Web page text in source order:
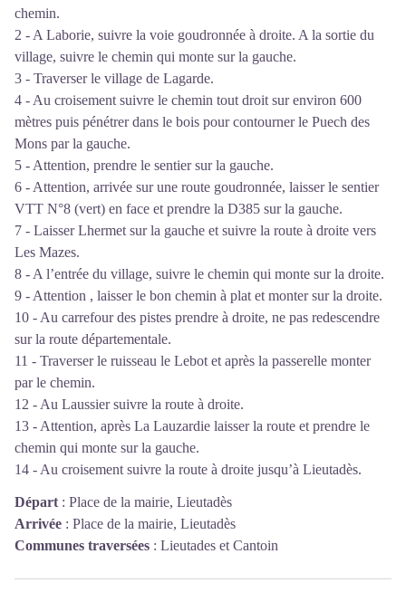
chemin.
2 - A Laborie, suivre la voie goudronnée à droite. A la sortie du
village, suivre le chemin qui monte sur la gauche.
3 - Traverser le village de Lagarde.
4 - Au croisement suivre le chemin tout droit sur environ 600
mètres puis pénétrer dans le bois pour contourner le Puech des
Mons par la gauche.
5 - Attention, prendre le sentier sur la gauche.
6 - Attention, arrivée sur une route goudronnée, laisser le sentier
VTT N°8 (vert) en face et prendre la D385 sur la gauche.
7 - Laisser Lhermet sur la gauche et suivre la route à droite vers
Les Mazes.
8 - A l’entrée du village, suivre le chemin qui monte sur la droite.
9 - Attention , laisser le bon chemin à plat et monter sur la droite.
10 - Au carrefour des pistes prendre à droite, ne pas redescendre
sur la route départementale.
11 - Traverser le ruisseau le Lebot et après la passerelle monter
par le chemin.
12 - Au Laussier suivre la route à droite.
13 - Attention, après La Lauzardie laisser la route et prendre le
chemin qui monte sur la gauche.
14 - Au croisement suivre la route à droite jusqu’à Lieutadès.
Départ : Place de la mairie, Lieutadès
Arrivée : Place de la mairie, Lieutadès
Communes traversées : Lieutades et Cantoin